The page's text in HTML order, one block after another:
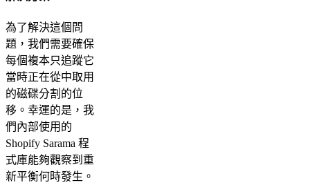
為了解決這個問
題，我們需要確保
每個複本只追蹤它
當時正在從中取用
的磁碟分割的位
移。幸運的是，我
們內部使用的
Shopify Sarama 程
式庫能夠觀察到重
新平衡何時發生。